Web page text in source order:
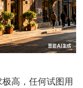
高，任何试图用